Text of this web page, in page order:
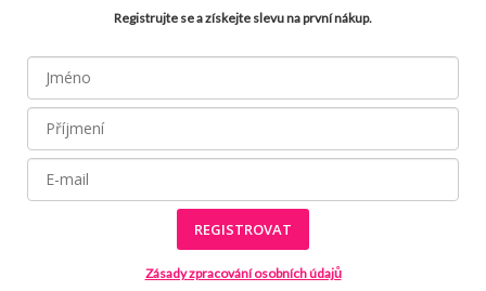
Blog
Tabuľka veľkostí
Všetky práva vyhradené © 2026
Internetové stránky používajúsúbory cookies
Registrujte se a získejte slevu na první nákup.
REGISTROVAT
Zásady zpracování osobních údajů